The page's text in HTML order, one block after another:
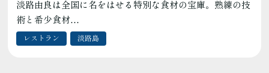
淡路由良は全国に名をはせる特別な食材の宝庫。熟練の技
術と希少食材…
レストラン 淡路島